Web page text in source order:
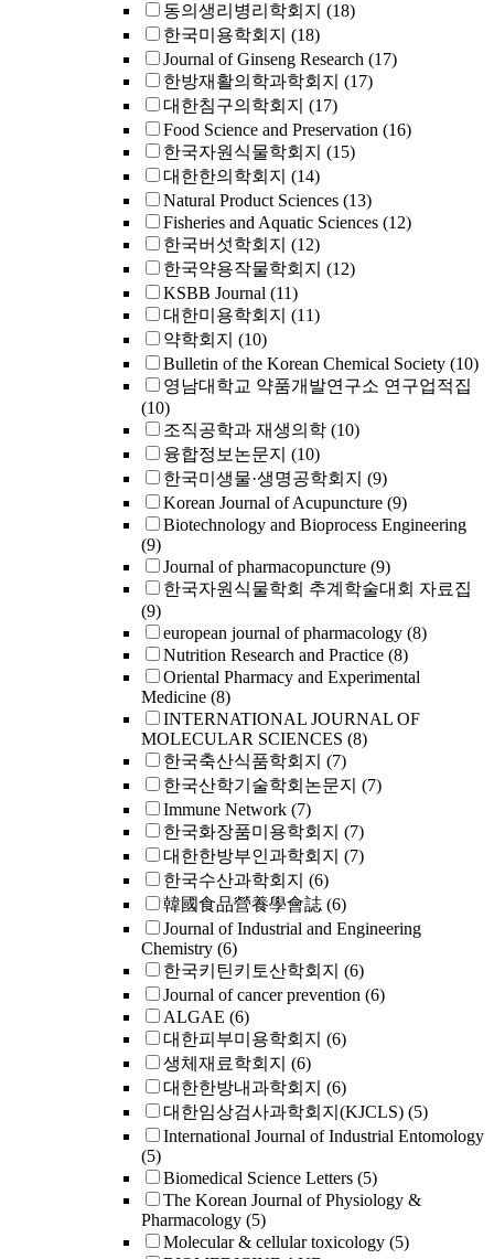
동의생리병리학회지 (18)
한국미용학회지 (18)
Journal of Ginseng Research (17)
한방재활의학과학회지 (17)
대한침구의학회지 (17)
Food Science and Preservation (16)
한국자원식물학회지 (15)
대한한의학회지 (14)
Natural Product Sciences (13)
Fisheries and Aquatic Sciences (12)
한국버섯학회지 (12)
한국약용작물학회지 (12)
KSBB Journal (11)
대한미용학회지 (11)
약학회지 (10)
Bulletin of the Korean Chemical Society (10)
영남대학교 약품개발연구소 연구업적집
(10)
조직공학과 재생의학 (10)
융합정보논문지 (10)
한국미생물·생명공학회지 (9)
Korean Journal of Acupuncture (9)
Biotechnology and Bioprocess Engineering
(9)
Journal of pharmacopuncture (9)
한국자원식물학회 추계학술대회 자료집
(9)
european journal of pharmacology (8)
Nutrition Research and Practice (8)
Oriental Pharmacy and Experimental
Medicine (8)
INTERNATIONAL JOURNAL OF
MOLECULAR SCIENCES (8)
한국축산식품학회지 (7)
한국산학기술학회논문지 (7)
Immune Network (7)
한국화장품미용학회지 (7)
대한한방부인과학회지 (7)
한국수산과학회지 (6)
韓國食品營養學會誌 (6)
Journal of Industrial and Engineering
Chemistry (6)
한국키틴키토산학회지 (6)
Journal of cancer prevention (6)
ALGAE (6)
대한피부미용학회지 (6)
생체재료학회지 (6)
대한한방내과학회지 (6)
대한임상검사과학회지(KJCLS) (5)
International Journal of Industrial Entomology
(5)
Biomedical Science Letters (5)
The Korean Journal of Physiology &
Pharmacology (5)
Molecular & cellular toxicology (5)